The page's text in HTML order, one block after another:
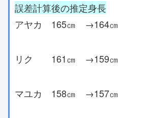
誤差計算後の推定身長
アヤカ 165㎝ →164㎝
リク 161㎝ →159㎝
マユカ 158㎝ →157㎝